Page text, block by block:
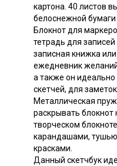
картона. 40 листов
белоснежной
Блокнот для
тетрадь для
записная книжка
ежедневник
а также он
скетчей, для
Металлическая
раскрывать блокнот
творческом
карандашами,
красками.
Данный скетчбук